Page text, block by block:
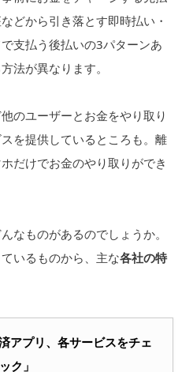
どから引き落とす即時払い・
支払う後払いの3パターンあ
法が異なります。
のユーザーとお金をやり取り
を提供しているところも。離
だけでお金のやり取りができ
なものがあるのでしょうか。
いるものから、主な各社の特
アプリ、各サービスをチェ
ック」